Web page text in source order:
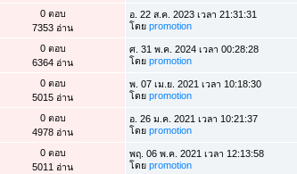
0 ตอบ
7353 อ่าน
อ. 22 ส.ค. 2023 เวลา 21:31:31
โดยpromotion
0 ตอบ
6364 อ่าน
ศ. 31 พ.ค. 2024 เวลา 00:28:28
โดยpromotion
0 ตอบ
5015 อ่าน
พ. 07 เม.ย. 2021 เวลา 10:18:30
โดยpromotion
0 ตอบ
4978 อ่าน
อ. 26 ม.ค. 2021 เวลา 10:21:37
โดยpromotion
0 ตอบ
5011 อ่าน
พฤ. 06 พ.ค. 2021 เวลา 12:13:58
โดยpromotion